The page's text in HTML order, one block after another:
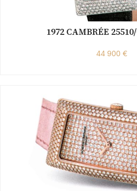
1972 CAMBRÉE
44 900 €